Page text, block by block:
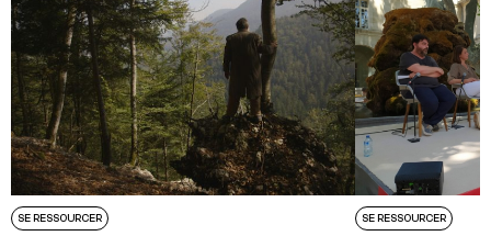
SE RESSOURCER SE RESSOURCER